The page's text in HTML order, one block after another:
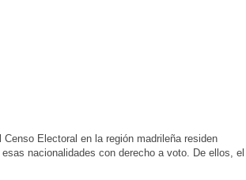
Electoral en la región madrileña residen
nacionalidades con derecho a voto. De ellos,